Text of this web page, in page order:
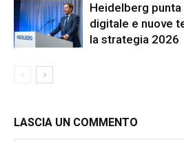
Heidelberg punta
digitale e nuove
la strategia 2026
LASCIA UN COMMENTO